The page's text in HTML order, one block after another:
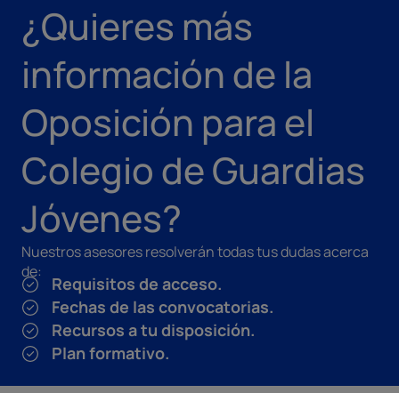
¿Quieres más
información de la
Oposición para el
Colegio de Guardias
Jóvenes?
Nuestros asesores resolverán todas tus dudas acerca
de:
Requisitos de acceso.
Fechas de las convocatorias.
Recursos a tu disposición.
Plan formativo.